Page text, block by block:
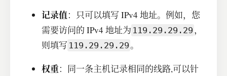
记录值：只可以填写 IPv4 地址。例如，您
需要访问的 IPv4 地址为 119.29.29.29 ，
则填写 119.29.29.29。
权重：同一条主机记录相同的线路,可以针